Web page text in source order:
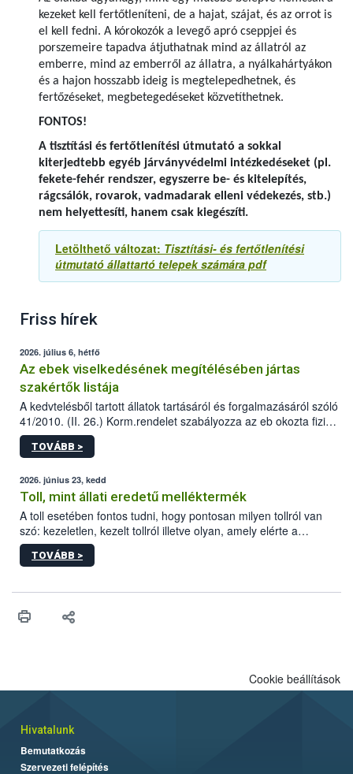
kezeket kell fertőtleníteni, de a hajat, szájat, és az orrot is
el kell fedni. A kórokozók a levegő apró cseppjei és
porszemeire tapadva átjuthatnak mind az állatról az
emberre, mind az emberről az állatra, a nyálkahártyákon
és a hajon hosszabb ideig is megtelepedhetnek, és
fertőzéseket, megbetegedéseket közvetíthetnek.
FONTOS!
A tisztítási és fertőtlenítési útmutató a sokkal
kiterjedtebb egyéb járványvédelmi intézkedéseket (pl.
fekete-fehér rendszer, egyszerre be- és kitelepítés,
rágcsálók, rovarok, vadmadarak elleni védekezés, stb.)
nem helyettesíti, hanem csak kiegészíti.
Letölthető változat: Tisztítási- és fertőtlenítési
útmutató állattartó telepek számára pdf
Friss hírek
2026. július 6, hétfő
Az ebek viselkedésének megítélésében jártas
szakértők listája
A kedvtelésből tartott állatok tartásáról és forgalmazásáról szóló
41/2010. (II. 26.) Korm.rendelet szabályozza az eb okozta fizikai
sérülés, illetve ennek veszélye keletkezésekor felmerülő
hatósági feladatokat, valamint a veszélyes eb tartását és annak
vonni az ebek viselkedésének megítélésében jártas szakértőt.
TOVÁBB >
2026. június 23, kedd
Toll, mint állati eredetű melléktermék
A toll esetében fontos tudni, hogy pontosan milyen tollról van
szó: kezeletlen, kezelt tollról illetve olyan, amely elérte a
„végpontját”.
TOVÁBB >
Cookie beállítások
Hivatalunk
Bemutatkozás
Szervezeti felépítés